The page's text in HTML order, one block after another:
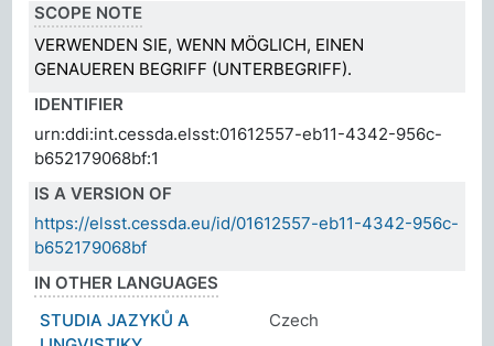
SCOPE NOTE
VERWENDEN SIE, WENN MÖGLICH, EINEN
GENAUEREN BEGRIFF (UNTERBEGRIFF).
IDENTIFIER
urn:ddi:int.cessda.elsst:01612557-eb11-4342-956c-
b652179068bf:1
IS A VERSION OF
https://elsst.cessda.eu/id/01612557-eb11-4342-956c-
b652179068bf
IN OTHER LANGUAGES
STUDIA JAZYKŮ A
Czech